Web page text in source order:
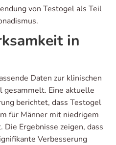
von Testogel als Teil
in
Daten zur klinischen
Eine aktuelle
berichtet, dass Testogel
für Männer mit niedrigem
Ergebnisse zeigen, dass
Verbesserung